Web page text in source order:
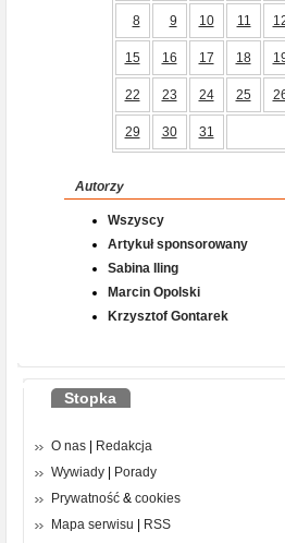
8 9 10 11
15 16 17 18
22 23 24 25
29 30 31
Autorzy
Wszyscy
Artykuł sponsorowany
Sabina Iling
Marcin Opolski
Krzysztof Gontarek
Stopka
O nas
Redakcja
Wywiady
Porady
Prywatność & cookies
Mapa serwisu
RSS